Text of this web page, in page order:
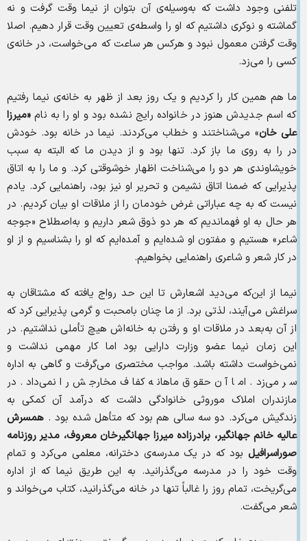
تلفنی وجود داشت که به‌وسیله‌ی آن بتوان از نیما وقت گرفت و نه
گماشته و نوکری داشتیم که او را واسطه‌ی تعیین وقت قرار دهیم. اصلا
وقت‌ گرفتن معمول نبود و هرکس هر ساعت که می‌خواست، در خانه‌ی
کسی را می‌زد.
ما هم همین کار را کردیم و یک روز بعد از ظهر به خانه‌ی نیما رفتیم
که اسم جدیدش هنوز در خانواده رایج نشده بود و او را به نام «میرزا
علی خان» می‌شناختند و خطاب می‌کردند. نیما در خانه بود. خودش
در را به روی ما باز کرد. تنها بود و از دیدن ما که البته به سبب
خویشاوندی هر دو را می‌شناخت اظهار خوشوقتی کرد. و ما را به اتاق
پذیرایی که ضمنا اتاق نشیمن و تحریر او نیز بود، راهنمایی کرد. یادم
نیست که به چه عباراتی غرض خودمان را از ملاقات او بیان کردیم. در
هر حال به او فهماندیم که هر دو ذوق شعر داریم و به‌اصطلاح «جوجه
شاعر» هستیم و مفتون او شده‌ایم و آمده‌ایم که او را بشناسیم و از او
در کار شعر و شاعری راهنمایی بخواهیم.
نیما از این‌که می‌دید اشعارش تا این حد رواج یافته که مشتاقان به
سراغش می‌آیند، لذتی برد. از ما چنان بامحبت و گرمی پذیرایی کرد که
از آن به‌بعد در ملاقات او و رفتن به خانه‌اش هیچ تأملی نداشتیم. در
این زمان نیما عضو وزارت دارایی بود اما کار مهمی نداشت و
نمی‌خواست داشته باشد. مواجب مختصری می‌گرفت و گاهی به اداره
سر می‌زد. اما آن حقوق ماهانه کفاف مخارجش را نمی‌داد. در
مازندران املاک موروثی خانوادگی داشت که درآمد آن کمکی به
زندگیش می‌کرد. دو سه سالی هم بود که متأهل شده بود . همسرش
عالیه خانم جهانگیر، برادرزاده میرزا جهانگیرخان معروف، مدیر روزنامه
صوراسرافیل بود که در یک مدرسه‌ی دخترانه، معلمی می‌کرد و تمام
وقت خود را در مدرسه می‌گذرانید. به این طریق نیما که از اداره
می‌گریخت، تمام روز را غالباً تنها در خانه می‌گذرانید، کتاب می‌خواند و
شعر می‌گفت.